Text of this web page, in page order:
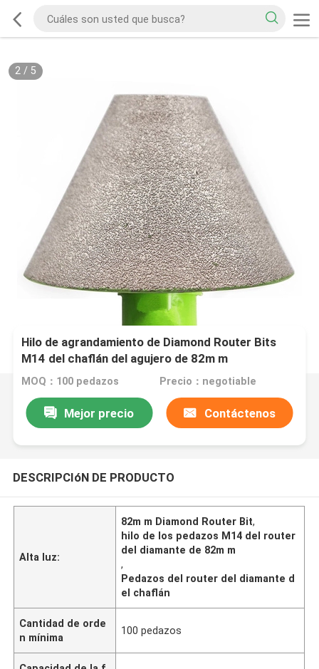
2/ 5
Hilo de agrandamiento de Diamond Router Bits
M14 del chaflán del agujero de 82m m
MOQ：100 pedazos Precio：negotiable
Mejor precio Contáctenos
DESCRIPCIóN DE PRODUCTO
Alta luz:
82m m Diamond Router Bit,
hilo de los pedazos M14 del router
del diamante de 82m m
,
Pedazos del router del diamante d
el chaflán
Cantidad de orde
n mínima
100 pedazos